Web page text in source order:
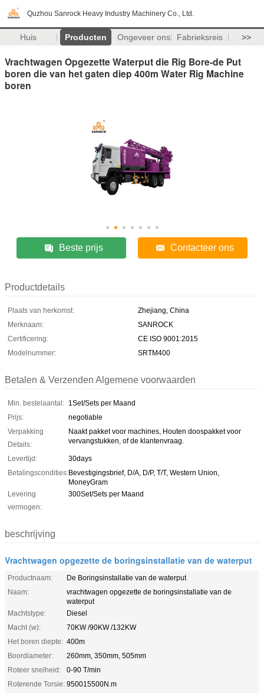
Quzhou Sanrock Heavy Industry Machinery Co., Ltd.
Huis Producten Ongeveer ons Fabrieksreis >>
Vrachtwagen Opgezette Waterput die Rig Bore-de Put
boren die van het gaten diep 400m Water Rig Machine
boren
Beste prijs Contacteer ons
Productdetails
Plaats van herkomst:
Zhejiang, China
Merknaam:
SANROCK
Certificering:
CE ISO 9001:2015
Modelnummer:
SRTM400
Betalen & Verzenden Algemene voorwaarden
Min. bestelaantal: 1Set/Sets per Maand
Prijs:
negotiable
Verpakking
Details:
Naakt pakket voor machines, Houten doospakket voor
vervangstukken, of de klantenvraag.
Levertijd:
30days
Betalingscondities:Bevestigingsbrief, D/A, D/P, T/T, Western Union,
MoneyGram
Levering
vermogen:
300Set/Sets per Maand
beschrijving
Vrachtwagen opgezette de boringsinstallatie van de waterput
Productnaam:
De Boringsinstallatie van de waterput
Naam:
vrachtwagen opgezette de boringsinstallatie van de
waterput
Machtstype:
Diesel
Macht (w):
70KW /90KW /132KW
Het boren diepte: 400m
Boordiameter:
260mm, 350mm, 505mm
Roteer snelheid:
0-90 T/min
Roterende Torsie: 950015500N.m